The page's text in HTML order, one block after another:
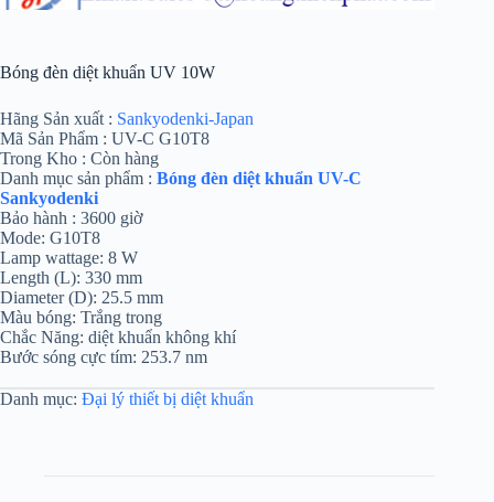
Bóng đèn diệt khuẩn UV 10W
Hãng Sản xuất : Sankyodenki-Japan
Mã Sản Phẩm : UV-C G10T8
Trong Kho : Còn hàng
Danh mục sản phẩm : Bóng đèn diệt khuẩn UV-C
Sankyodenki
Bảo hành : 3600 giờ
Mode: G10T8
Lamp wattage: 8 W
Length (L): 330 mm
Diameter (D): 25.5 mm
Màu bóng: Trắng trong
Chắc Năng: diệt khuẩn không khí
Bước sóng cực tím: 253.7 nm
Danh mục: Đại lý thiết bị diệt khuẩn